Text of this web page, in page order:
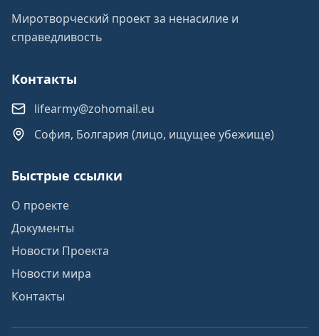
Миротворческий проект за ненасилие и
справедливость
Контакты
lifearmy@zohomail.eu
София, Болгария (лицо, ищущее убежище)
Быстрые ссылки
О проекте
Документы
Новости Проекта
Новости мира
Контакты